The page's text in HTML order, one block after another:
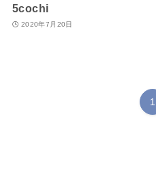
5cochi
2020年7月20日
1